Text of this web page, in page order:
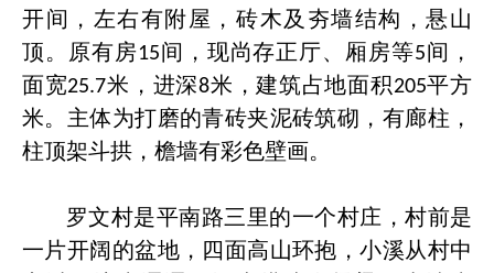
开间，左右有附屋，砖木及夯墙结构，悬山
顶。原有房15间，现尚存正厅、厢房等5间，
面宽25.7米，进深8米，建筑占地面积205平方
米。主体为打磨的青砖夹泥砖筑砌，有廊柱，
柱顶架斗拱，檐墙有彩色壁画。
罗文村是平南路三里的一个村庄，村前是
一片开阔的盆地，四面高山环抱，小溪从村中